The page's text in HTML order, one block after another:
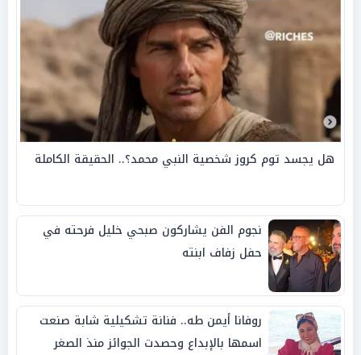
هل يجسد توم كروز شخصية النبي محمد؟.. الحقيقة الكاملة
نجوم الفن يشاركون صبحي خليل فرحته في
حفل زفاف ابنته
روفانا أيمن طه.. فنانة تشكيلية شابة صنعت
اسمها بالإبداع وحصدت الجوائز منذ الصغر